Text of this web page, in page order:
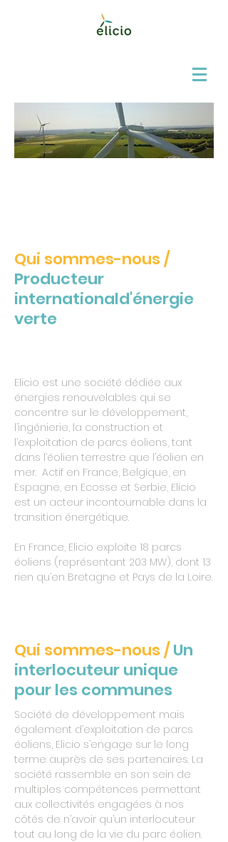
Qui sommes-nous /
Producteur
internationald'énergie
verte
Elicio est une société dédiée aux
énergies renouvelables qui se
concentre sur le développement,
l’ingénierie, la construction et
l’exploitation de parcs éoliens, tant
dans l’éolien terrestre que l’éolien en
mer. Actif en France, Belgique, en
Espagne, en Ecosse et Serbie, Elicio
est un acteur incontournable dans la
transition énergétique.
En France, Elicio exploite 18 parcs
éoliens (représentant 203 MW), dont 13
rien qu’en Bretagne et Pays de la Loire.
Qui sommes-nous /Un
interlocuteur unique
pour les communes
Société de développement mais
également d’exploitation de parcs
éoliens, Elicio s’engage sur le long
terme auprès de ses partenaires. La
société rassemble en son sein de
multiples compétences permettant
aux collectivités engagées à nos
côtés de n’avoir qu’un interlocuteur
tout au long de la vie du parc éolien.